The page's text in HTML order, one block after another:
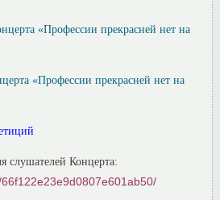
«Профессии прекрасней нет на
«Профессии прекрасней нет на
слушателей Концерта: